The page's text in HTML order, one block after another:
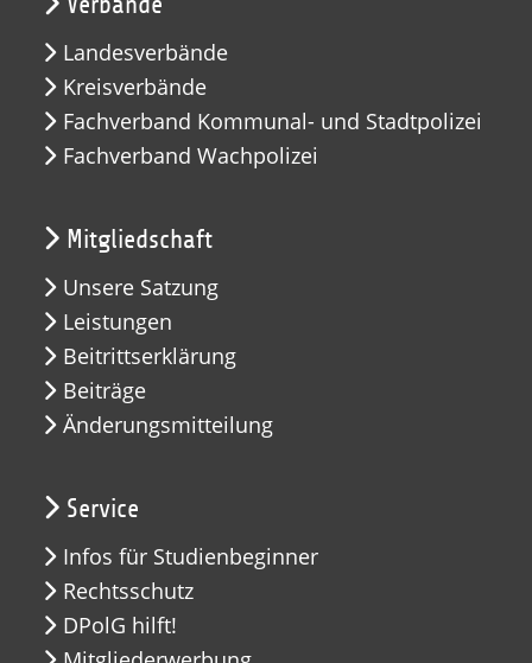
Landesverbände
Kreisverbände
Fachverband Kommunal- und Stadtpolizei
Fachverband Wachpolizei
Mitgliedschaft
Unsere Satzung
Leistungen
Beitrittserklärung
Beiträge
Änderungsmitteilung
Service
Infos für Studienbeginner
Rechtsschutz
DPolG hilft!